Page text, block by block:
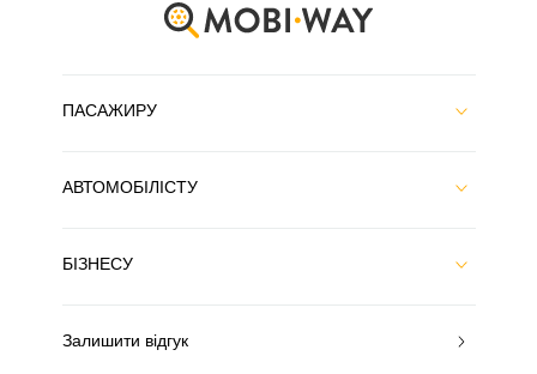
ПАСАЖИРУ
АВТОМОБІЛІСТУ
БІЗНЕСУ
Залишити відгук